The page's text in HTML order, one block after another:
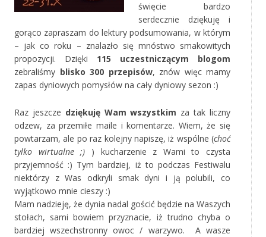
święcie bardzo
serdecznie dziękuję i
gorąco zapraszam do lektury podsumowania, w którym
– jak co roku – znalazło się mnóstwo smakowitych
propozycji. Dzięki 115 uczestniczącym blogom
zebraliśmy blisko 300 przepisów, znów więc mamy
zapas dyniowych pomysłów na cały dyniowy sezon :)
Raz jeszcze dziękuję Wam wszystkim za tak liczny
odzew, za przemiłe maile i komentarze. Wiem, że się
powtarzam, ale po raz kolejny napiszę, iż wspólne (choć
tylko wirtualne ;) ) kucharzenie z Wami to czysta
przyjemność :) Tym bardziej, iż to podczas Festiwalu
niektórzy z Was odkryli smak dyni i ją polubili, co
wyjątkowo mnie cieszy :)
Mam nadzieję, że dynia nadal gościć będzie na Waszych
stołach, sami bowiem przyznacie, iż trudno chyba o
bardziej wszechstronny owoc / warzywo. A wasze